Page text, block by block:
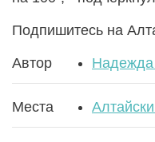
Подпишитесь на
Автор
Места